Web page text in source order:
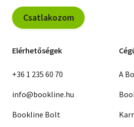
Csatlakozom
Elérhetőségek
+36 1 235 60 70
info@bookline.hu
Bookline Bolt
A